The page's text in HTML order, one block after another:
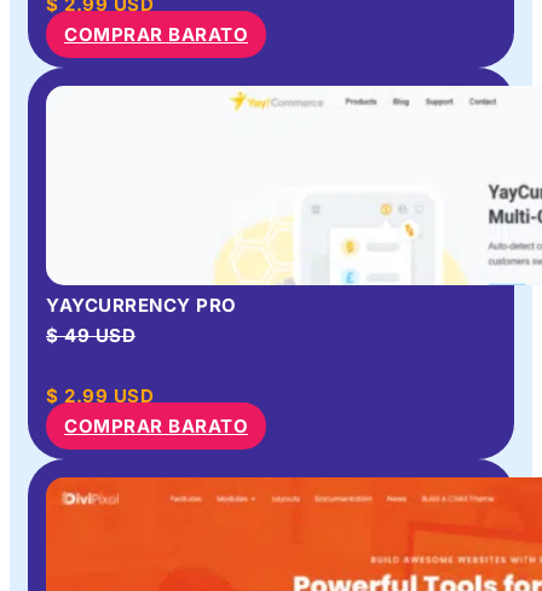
COMPRAR BARATO
YAYCURRENCY PRO
$ 49 USD
$ 2.99 USD
COMPRAR BARATO